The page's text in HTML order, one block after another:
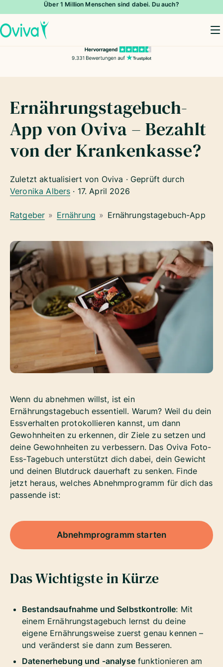
Über 1 Million Menschen sind dabei. Du auch?
Ernährungstagebuch-
App von Oviva – Bezahlt
von der Krankenkasse?
Zuletzt aktualisiert von Oviva · Geprüft durch
Veronika Albers · 17. April 2026
Ratgeber » Ernährung » Ernährungstagebuch-App
Wenn du abnehmen willst, ist ein
Ernährungstagebuch essentiell. Warum? Weil du dein
Essverhalten protokollieren kannst, um dann
Gewohnheiten zu erkennen, dir Ziele zu setzen und
deine Gewohnheiten zu verbessern. Das Oviva Foto-
Ess-Tagebuch unterstützt dich dabei, dein Gewicht
und deinen Blutdruck dauerhaft zu senken. Finde
jetzt heraus, welches Abnehmprogramm für dich das
passende ist:
Abnehmprogramm starten
Das Wichtigste in Kürze
Bestandsaufnahme und Selbstkontrolle: Mit
einem Ernährungstagebuch lernst du deine
eigene Ernährungsweise zuerst genau kennen –
und veränderst sie dann zum Besseren.
Datenerhebung und -analysefunktionieren am